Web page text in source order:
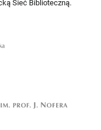
Sieć Biblioteczną.